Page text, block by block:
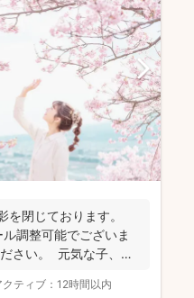
閉じております。
調整可能でございま
さい。 元気な子、人
ティブ： 12時間以内